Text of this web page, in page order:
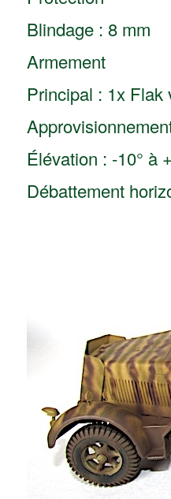
Blindage : 8 mm
Armement
Principal : 1x Flak
Élévation : -10° à
Débattement